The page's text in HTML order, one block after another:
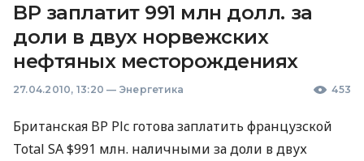
BP заплатит 991 млн долл. за
доли в двух норвежских
нефтяных месторождениях
27.04.2010, 13:20 — Энергетика 453
Британская BP Plc готова заплатить французской
Total SA $991 млн. наличными за доли в двух